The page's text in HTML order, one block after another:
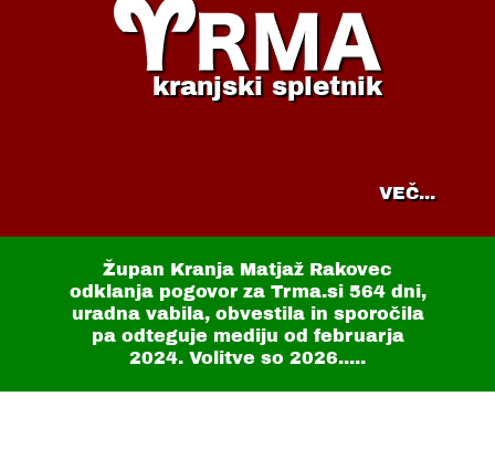
kranjski spletnik
VEČ...
Župan Kranja Matjaž Rakovec
odklanja pogovor za Trma.si 564 dni,
uradna vabila, obvestila in sporočila
pa odteguje mediju od februarja
2024. Volitve so 2026.....